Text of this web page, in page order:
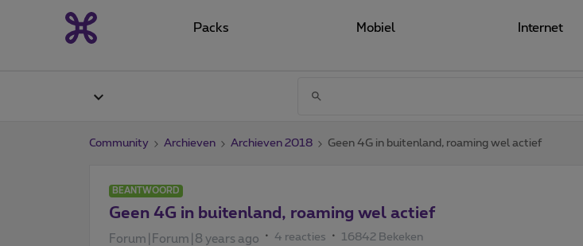
Packs Mobiel Internet
Community Archieven Archieven 2018 Geen 4G in buitenland, roaming wel actief
BEANTWOORD
Geen 4G in buitenland, roaming wel actief
Forum|Forum|8 years ago 4 reacties 16842 Bekeken